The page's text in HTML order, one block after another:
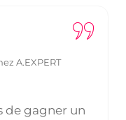
A.EXPERT
de gagner un